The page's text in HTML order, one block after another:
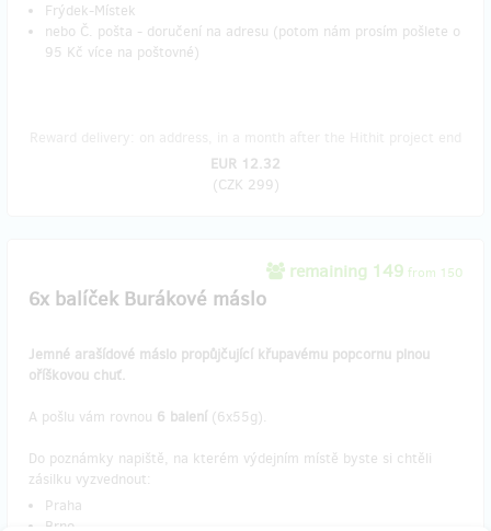
Frýdek-Místek
nebo Č. pošta - doručení na adresu (potom nám prosím pošlete o
95 Kč více na poštovné)
EUR 12.32
(CZK 299)
remaining 149 from 150
6x balíček Burákové máslo
Jemné arašídové máslo propůjčující křupavému popcornu plnou
oříškovou chuť.
A pošlu vám rovnou 6 balení (6x55g).
Do poznámky napiště, na kterém výdejním místě byste si chtěli
zásilku vyzvednout:
Praha
Brno